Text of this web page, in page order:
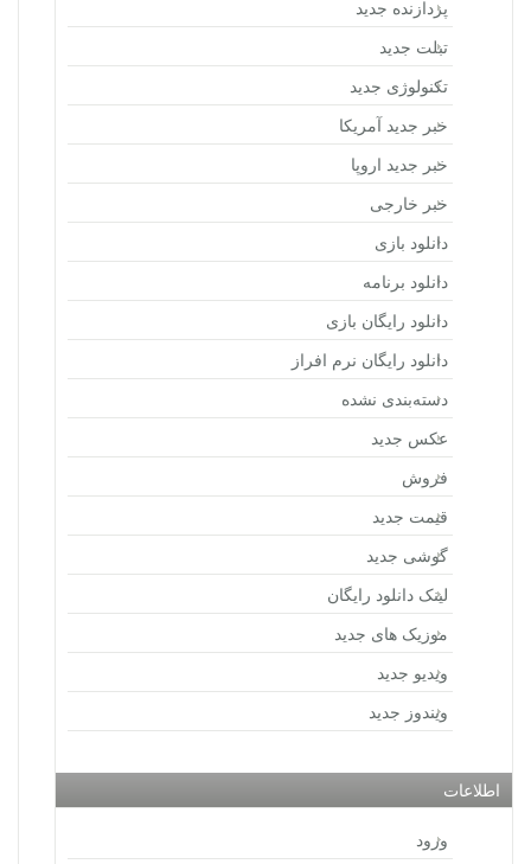
پردازنده جدید
تبلت جدید
تکنولوژی جدید
خبر جدید آمریکا
خبر جدید اروپا
خبر خارجی
دانلود بازی
دانلود برنامه
دانلود رایگان بازی
دانلود رایگان نرم افراز
دسته‌بندی نشده
عکس جدید
فروش
قیمت جدید
گوشی جدید
لینک دانلود رایگان
موزیک های جدید
ویدیو جدید
ویندوز جدید
اطلاعات
ورود